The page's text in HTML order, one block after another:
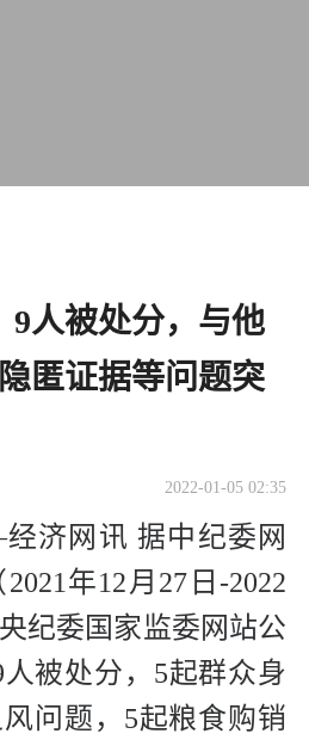
9人被处分，与他
匿证据等问题突
2022-01-05 02:35
济网讯 据中纪委网
年12月27日-2022
纪委国家监委网站公
被处分，5起群众身
问题，5起粮食购销